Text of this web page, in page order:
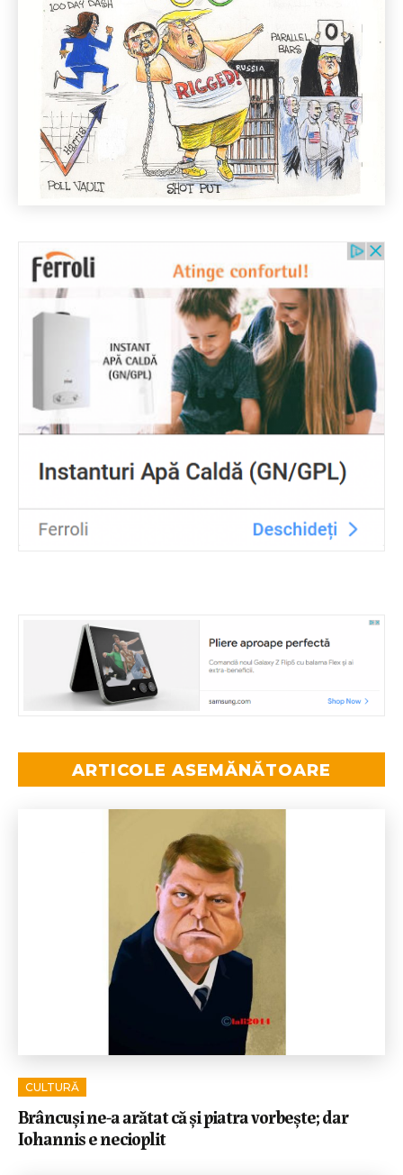
ARTICOLE ASEMĂNĂTOARE
CULTURĂ
Brâncuși ne-a arătat că și piatra vorbește; dar
Iohannis e necioplit